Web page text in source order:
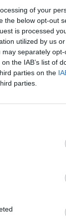
of your
the below opt-out
is processed
utilized by us
separately
the IAB’s list of
parties on the
parties.
Skladom (viac ako
10 ks
násobky: